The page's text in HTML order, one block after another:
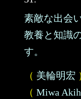
素敵な出会
教養と知識
す。
（ 美輪明宏
（ Miwa